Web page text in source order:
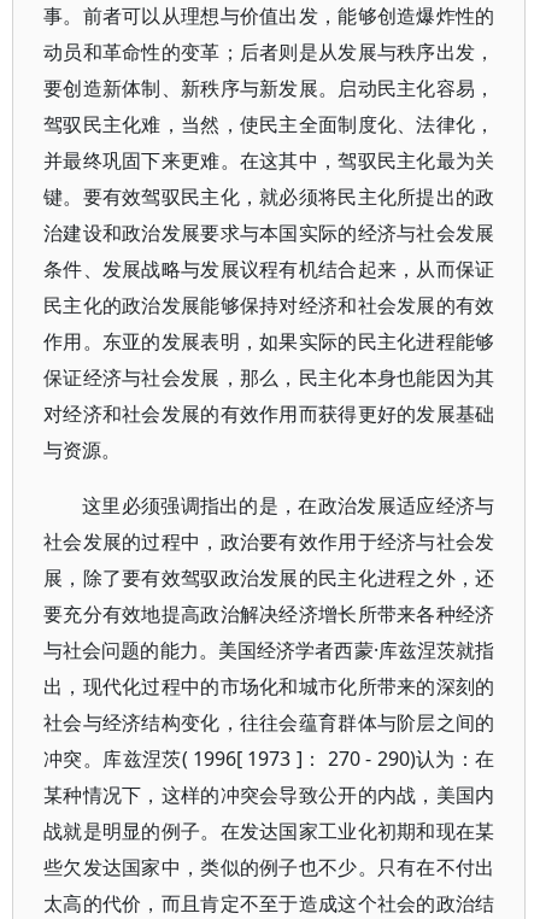
事。前者可以从理想与价值出发，能够创造爆炸性的
动员和革命性的变革；后者则是从发展与秩序出发，
要创造新体制、新秩序与新发展。启动民主化容易，
驾驭民主化难，当然，使民主全面制度化、法律化，
并最终巩固下来更难。在这其中，驾驭民主化最为关
键。要有效驾驭民主化，就必须将民主化所提出的政
治建设和政治发展要求与本国实际的经济与社会发展
条件、发展战略与发展议程有机结合起来，从而保证
民主化的政治发展能够保持对经济和社会发展的有效
作用。东亚的发展表明，如果实际的民主化进程能够
保证经济与社会发展，那么，民主化本身也能因为其
对经济和社会发展的有效作用而获得更好的发展基础
与资源。
这里必须强调指出的是，在政治发展适应经济与
社会发展的过程中，政治要有效作用于经济与社会发
展，除了要有效驾驭政治发展的民主化进程之外，还
要充分有效地提高政治解决经济增长所带来各种经济
与社会问题的能力。美国经济学者西蒙·库兹涅茨就指
出，现代化过程中的市场化和城市化所带来的深刻的
社会与经济结构变化，往往会蕴育群体与阶层之间的
冲突。库兹涅茨( 1996[ 1973 ]： 270 - 290)认为：在
某种情况下，这样的冲突会导致公开的内战，美国内
战就是明显的例子。在发达国家工业化初期和现在某
些欠发达国家中，类似的例子也不少。只有在不付出
太高的代价，而且肯定不至于造成这个社会的政治结